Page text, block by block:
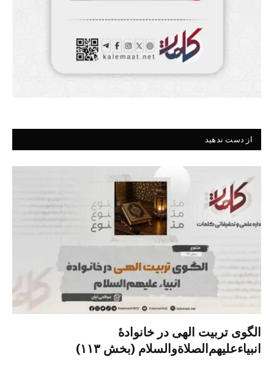
از دست ندهید
الگوی تربیت الهی در خانوادۀ
انبیاءعلیهم‌الصلاةو‌السلام (بخش ۱۱۳)